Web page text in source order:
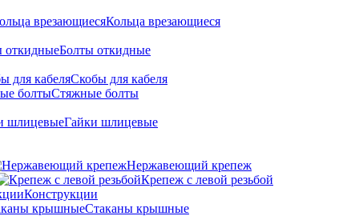
Кольца врезающиеся
Болты откидные
Скобы для кабеля
Стяжные болты
Гайки шлицевые
Нержавеющий крепеж
Крепеж с левой резьбой
Конструкции
Стаканы крышные